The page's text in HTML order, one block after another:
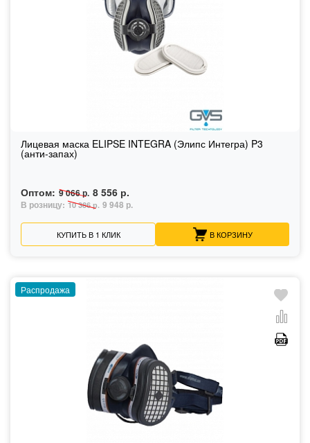
Лицевая маска ELIPSE INTEGRA (Элипс Интегра) P3
(анти-запах)
Оптом: 9 066 р. 8 556 р.
В розницу: 10 386 р. 9 948 р.
КУПИТЬ В 1 КЛИК В КОРЗИНУ
Распродажа